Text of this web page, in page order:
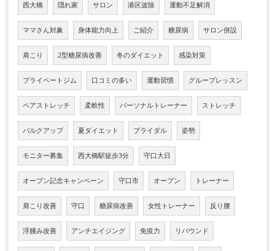
西大橋 隠れ家 サロン 港区波除 運動不足解消
ママさん対象 身体能力向上 ご紹介 糖尿病 サロン併設
肩こり 2型糖尿病改善 冬のダイエット 感染対策
プライベートジム 口コミの多い 運動習慣 グループレッスン
ペアストレッチ 柔軟性 パーソナルトレーナー ストレッチ
バルクアップ 夏ダイエット ブライダル 姿勢
モニター募集 西大橋駅徒歩3分 守口大日
オープン記念キャンペーン 守口市 オープン トレーナー
肩こり改善 守口 糖尿病改善 女性トレーナー 反り腰
浮腫み改善 アンチエイジング 免疫力 リバウンド